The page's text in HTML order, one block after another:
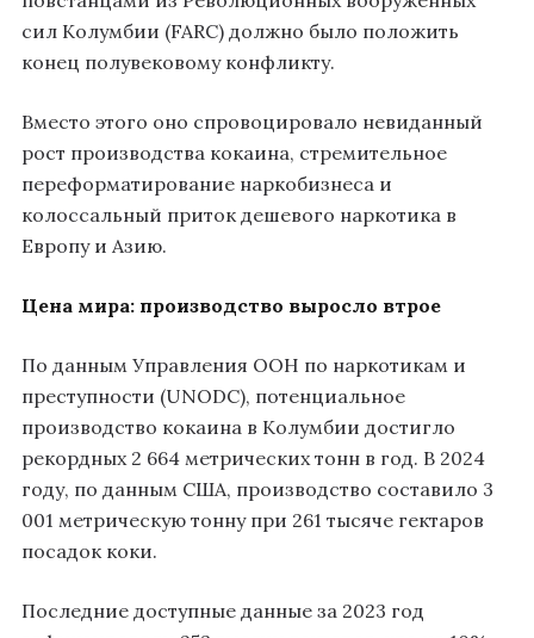
сил Колумбии (FARC) должно было положить
конец полувековому конфликту.
Вместо этого оно спровоцировало невиданный
рост производства кокаина, стремительное
переформатирование наркобизнеса и
колоссальный приток дешевого наркотика в
Европу и Азию.
Цена мира: производство выросло втрое
По данным Управления ООН по наркотикам и
преступности (UNODC), потенциальное
производство кокаина в Колумбии достигло
рекордных 2 664 метрических тонн в год. В 2024
году, по данным США, производство составило 3
001 метрическую тонну при 261 тысяче гектаров
посадок коки.
Последние доступные данные за 2023 год